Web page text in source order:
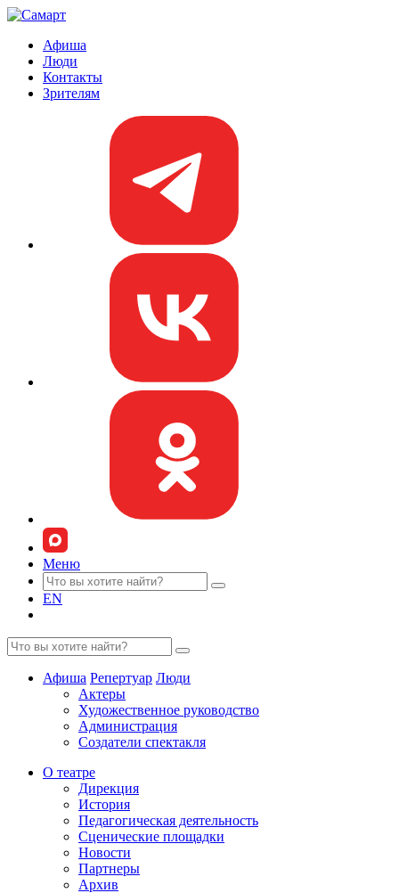
Афиша
Люди
Контакты
Зрителям
Меню
EN
Афиша Репертуар Люди
Актеры
Художественное руководство
Администрация
Создатели спектакля
О театре
Дирекция
История
Педагогическая деятельность
Сценические площадки
Новости
Партнеры
Архив